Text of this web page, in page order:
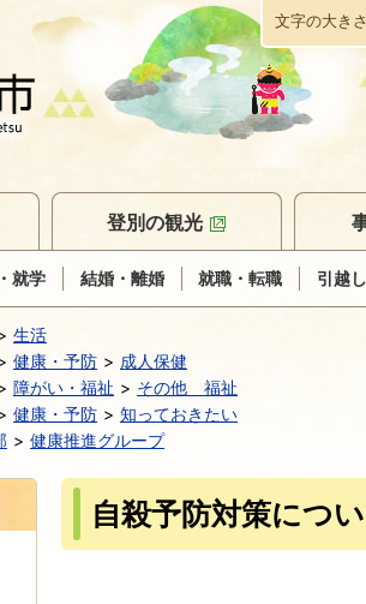
本
文
へ
移
動
文字の大きさ
就学 結婚・離婚 就職・転職 引越
登別の観光
生活
健康・予防
成人保健
障がい・福祉
その他 福祉
健康・予防
知っておきたい
健康推進グループ
自殺予防対策につ